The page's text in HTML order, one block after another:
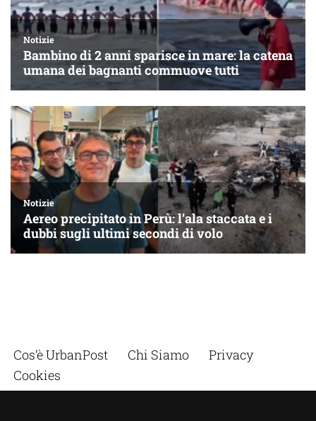
Cos’è UrbanPost Chi Siamo
Privacy
Cookies